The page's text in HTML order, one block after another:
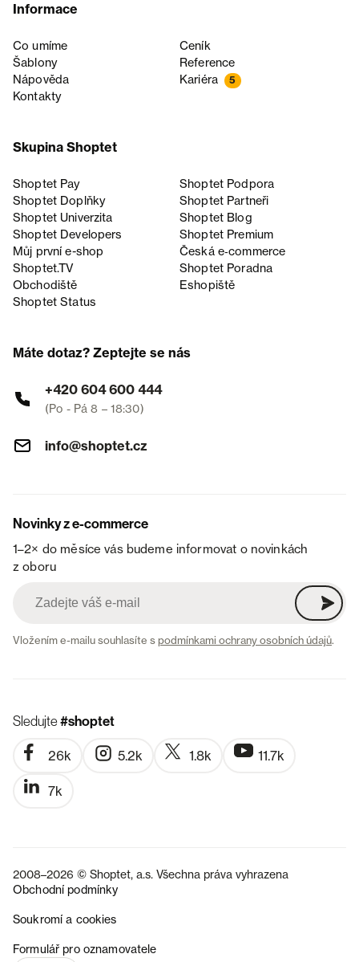
Informace
Co umíme
Ceník
Šablony
Reference
Nápověda
Kariéra 5
Kontakty
Skupina Shoptet
Shoptet Pay
Shoptet Podpora
Shoptet Doplňky
Shoptet Partneři
Shoptet Univerzita
Shoptet Blog
Shoptet Developers
Shoptet Premium
Můj první e-shop
Česká e‑commerce
Shoptet.TV
Shoptet Poradna
Obchodiště
Eshopiště
Shoptet Status
Máte dotaz? Zeptejte se nás
+420 604 600 444
(Po - Pá 8 – 18:30)
info@shoptet.cz
Novinky z e-commerce
1–2× do měsíce vás budeme informovat o novinkách
z oboru
Vložením e-mailu souhlasíte spodmínkami ochrany osobních údajů.
Sledujte#shoptet
26k 5.2k 1.8k 11.7k
7k
2008–2026 © Shoptet, a.s. Všechna práva vyhrazena
Obchodní podmínky
Soukromí a cookies
Formulář pro oznamovatele